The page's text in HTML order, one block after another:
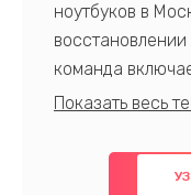
ноутбуков в
команда
предлагаем